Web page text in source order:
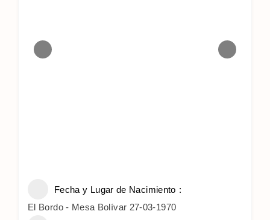
Fecha y Lugar de Nacimiento
El Bordo - Mesa Bolívar 27-03-1970